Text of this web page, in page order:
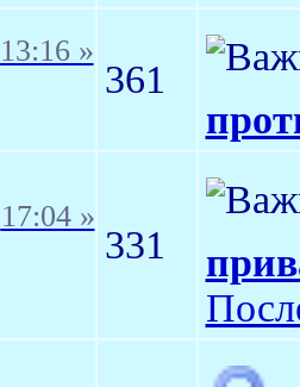
13:16 »
361
17:04 »
331